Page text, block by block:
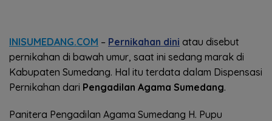
INISUMEDANG.COM – Pernikahan dini atau disebut
pernikahan di bawah umur, saat ini sedang marak di
Kabupaten Sumedang. Hal itu terdata dalam Dispensasi
Pernikahan dari Pengadilan Agama Sumedang.
Panitera Pengadilan Agama Sumedang H. Pupu